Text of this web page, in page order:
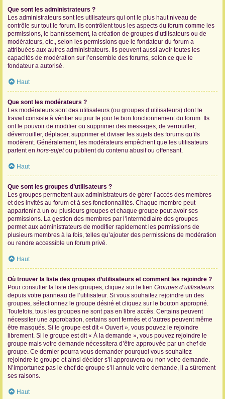
Que sont les administrateurs ?
Les administrateurs sont les utilisateurs qui ont le plus haut niveau de
contrôle sur tout le forum. Ils contrôlent tous les aspects du forum comme les
permissions, le bannissement, la création de groupes d’utilisateurs ou de
modérateurs, etc., selon les permissions que le fondateur du forum a
attribuées aux autres administrateurs. Ils peuvent aussi avoir toutes les
capacités de modération sur l’ensemble des forums, selon ce que le
fondateur a autorisé.
Haut
Que sont les modérateurs ?
Les modérateurs sont des utilisateurs (ou groupes d’utilisateurs) dont le
travail consiste à vérifier au jour le jour le bon fonctionnement du forum. Ils
ont le pouvoir de modifier ou supprimer des messages, de verrouiller,
déverrouiller, déplacer, supprimer et diviser les sujets des forums qu’ils
modèrent. Généralement, les modérateurs empêchent que les utilisateurs
partent en hors-sujetou publient du contenu abusif ou offensant.
Haut
Que sont les groupes d’utilisateurs ?
Les groupes permettent aux administrateurs de gérer l’accès des membres
et des invités au forum et à ses fonctionnalités. Chaque membre peut
appartenir à un ou plusieurs groupes et chaque groupe peut avoir ses
permissions. La gestion des membres par l’intermédiaire des groupes
permet aux administrateurs de modifier rapidement les permissions de
plusieurs membres à la fois, telles qu’ajouter des permissions de modération
ou rendre accessible un forum privé.
Haut
Où trouver la liste des groupes d’utilisateurs et comment les rejoindre ?
Pour consulter la liste des groupes, cliquez sur le lien Groupes d’utilisateurs
depuis votre panneau de l’utilisateur. Si vous souhaitez rejoindre un des
groupes, sélectionnez le groupe désiré et cliquez sur le bouton approprié.
Toutefois, tous les groupes ne sont pas en libre accès. Certains peuvent
nécessiter une approbation, certains sont fermés et d’autres peuvent même
être masqués. Si le groupe est dit « Ouvert », vous pouvez le rejoindre
librement. Si le groupe est dit « À la demande », vous pouvez rejoindre le
groupe mais votre demande nécessitera d’être approuvée par un chef de
groupe. Ce dernier pourra vous demander pourquoi vous souhaitez
rejoindre le groupe et ainsi décider s’il approuvera ou non votre demande.
N’importunez pas le chef de groupe s’il annule votre demande, il a sûrement
ses raisons.
Haut